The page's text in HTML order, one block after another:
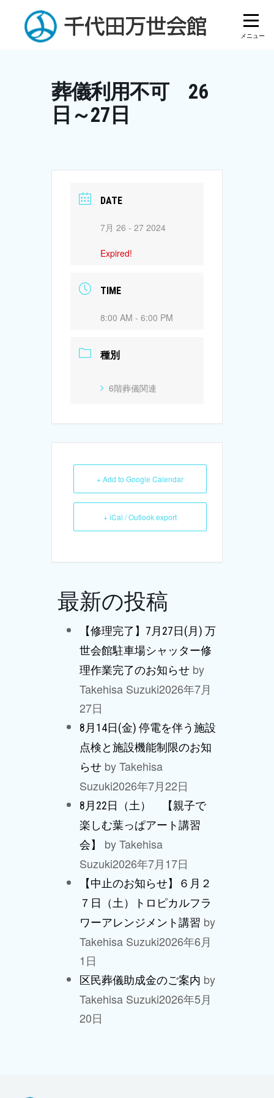
content
葬儀利用不可 26
日～27日
DATE
7月 26 - 27 2024
Expired!
TIME
8:00 AM - 6:00 PM
種別
6階葬儀関連
+ Add to Google Calendar
+ iCal / Outlook export
最新の投稿
【修理完了】7月27日(月) 万
世会館駐車場シャッター修
理作業完了のお知らせ by
Takehisa Suzuki2026年7月
27日
8月14日(金) 停電を伴う施設
点検と施設機能制限のお知
らせ by Takehisa
Suzuki2026年7月22日
8月22日（土） 【親子で
楽しむ葉っぱアート講習
会】
by Takehisa
Suzuki2026年7月17日
【中止のお知らせ】６月２
７日（土）トロピカルフラ
ワーアレンジメント講習 by
Takehisa Suzuki2026年6月
1日
区民葬儀助成金のご案内 by
Takehisa Suzuki2026年5月
20日